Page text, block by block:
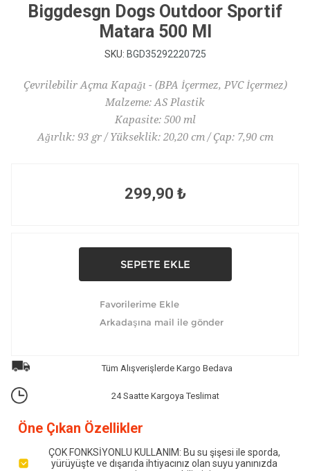
Biggdesgn Dogs Outdoor Sportif
Matara 500 Ml
SKU: BGD35292220725
Çevrilebilir Açma Kapağı - (BPA İçermez, PVC İçermez)
Malzeme: AS Plastik
Kapasite: 500 ml
Ağırlık: 93 gr / Yükseklik: 20,20 cm / Çap: 7,90 cm
299,90 ₺
Tüm Alışverişlerde Kargo Bedava
24 Saatte Kargoya Teslimat
Öne Çıkan Özellikler
ÇOK FONKSİYONLU KULLANIM: Bu su şişesi ile sporda,
yürüyüşte ve dışarıda ihtiyacınız olan suyu yanınızda